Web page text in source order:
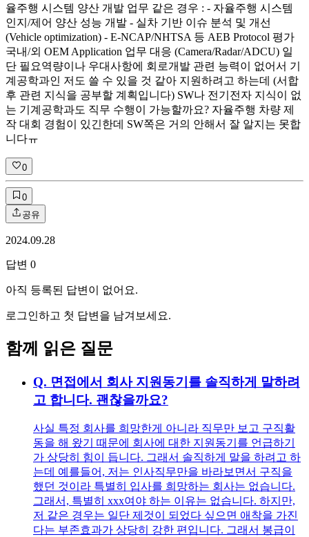
율주행 시스템 양산 개발 업무 같은 경우 : - 자율주행 시스템
인지/제어 양산 성능 개발 - 실차 기반 이슈 분석 및 개선
(Vehicle optimization) - E-NCAP/NHTSA 등 AEB Protocol 평가
국내/외 OEM Application 업무 대응 (Camera/Radar/ADCU) 일
단 필요역량이나 우대사항에 회로개발 관련 능력이 없어서 기
계공학과인 저도 쓸 수 있을 것 같아 지원하려고 하는데 (서합
후 관련 지식을 공부할 계획입니다) SW나 전기전자 지식이 없
는 기계공학과도 직무 수행이 가능할까요? 자율주행 차량 제
작 대회 경험이 있긴한데 SW쪽은 거의 안해서 잘 알지는 못합
니다ㅠ
0
0
공유
2024.09.28
답변 0
아직 등록된 답변이 없어요.
로그인하고 첫 답변을 남겨보세요.
함께 읽은 질문
Q. 면접에서 회사 지원동기를 솔직하게 말하려
고 합니다. 괜찮을까요?
사실 특정 회사를 희망한게 아니라 직무만 보고 구직활
동을 해 왔기 때문에 회사에 대한 지원동기를 언급하기
가 상당히 힘이 듭니다. 그래서 솔직하게 말을 하려고 하
는데 예를들어, 저는 인사직무만을 바라보면서 구직을
했던 것이라 특별히 입사를 희망하는 회사는 없습니다.
그래서, 특별히 xxx여야 하는 이유는 없습니다. 하지만,
저 같은 경우는 일단 제것이 되었다 싶으면 애착을 가진
다는 부존효과가 상당히 강한 편입니다. 그래서 봉급이